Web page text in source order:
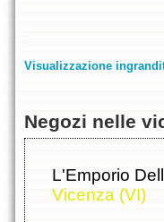
Visualizzazione
Negozi nelle
L'Emporio
Vicenza (VI)